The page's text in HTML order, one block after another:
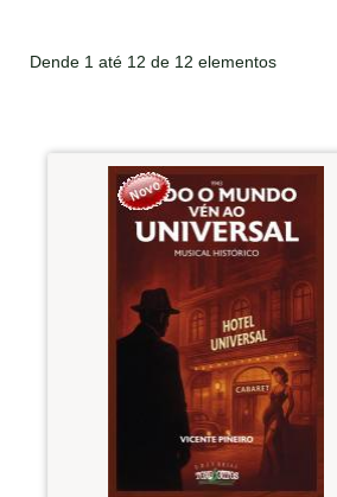
Dende 1 até 12 de 12 elementos